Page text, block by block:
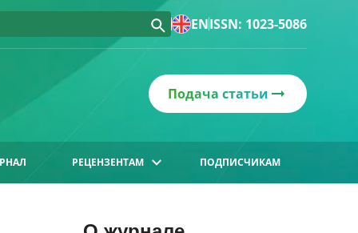
ENISSN: 1023-5086
Подача статьи
РЕЦЕНЗЕНТАМ ПОДПИСЧИКАМ